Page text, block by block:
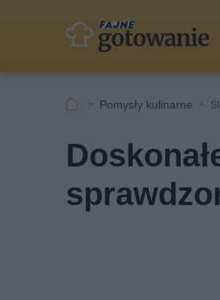
Pomysły kulinarne